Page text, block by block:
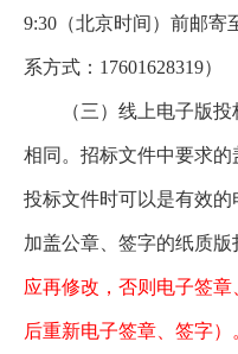
9:30（北京时间）前邮寄
系方式：17601628319）
（三）线上电子版
相同。招标文件中要求
投标文件时可以是有效
加盖公章、签字的纸质版
应再修改，否则电子签
后重新电子签章、签字）